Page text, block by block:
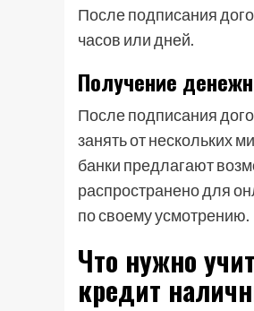
После подписания
часов или дней.
Получение
После подписания
занять от нескольких
банки предлагают
распространено для
по своему усмотрению.
Что нужно
кредит